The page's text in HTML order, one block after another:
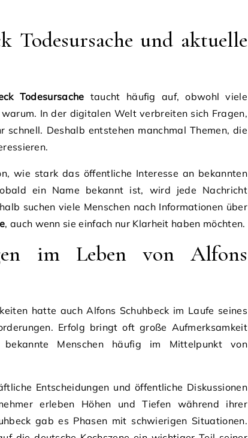
Todesursache und aktuelle
Todesursache taucht häufig auf, obwohl viele
In der digitalen Welt verbreiten sich Fragen,
schnell. Deshalb entstehen manchmal Themen, die
wie stark das öffentliche Interesse an bekannten
ein Name bekannt ist, wird jede Nachricht
suchen viele Menschen nach Informationen über
, auch wenn sie einfach nur Klarheit haben möchten.
im Leben von Alfons
hatte auch Alfons Schuhbeck im Laufe seines
Erfolg bringt oft große Aufmerksamkeit
Menschen häufig im Mittelpunkt von
Entscheidungen und öffentliche Diskussionen
erleben Höhen und Tiefen während ihrer
gab es Phasen mit schwierigen Situationen.